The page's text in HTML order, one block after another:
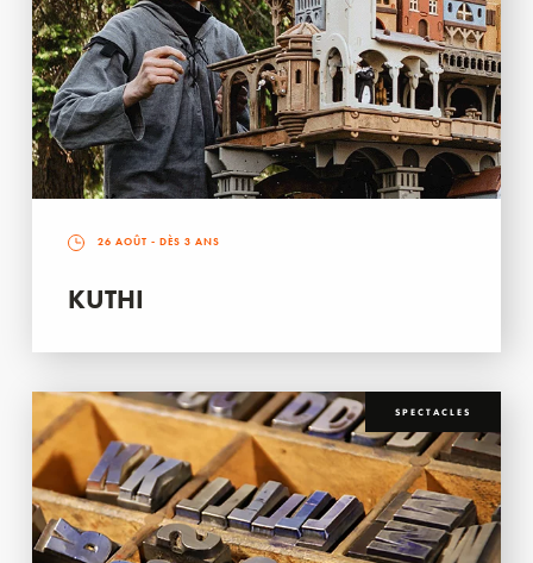
26 AOÛT - DÈS 3 ANS
KUTHI
SPECTACLES